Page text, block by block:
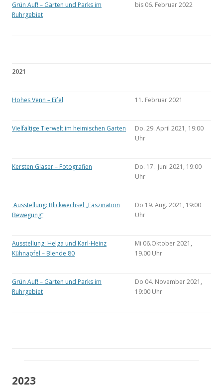
Grün Auf! – Gärten und Parks im
Ruhrgebiet
bis 06. Februar 2022
2021
Hohes Venn – Eifel 11. Februar 2021
Vielfältige Tierwelt im heimischen Garten
Do. 29. April 2021, 19:00
Uhr
Kersten Glaser – Fotografien
Do. 17. Juni 2021, 19:00
Uhr
Ausstellung: Blickwechsel „Faszination
Bewegung“
Do 19. Aug. 2021, 19:00
Uhr
Ausstellung: Helga und Karl-Heinz
Kühnapfel – Blende 80
Mi 06.Oktober 2021,
19.00 Uhr
Grün Auf! – Gärten und Parks im
Ruhrgebiet
Do 04. November 2021,
19:00 Uhr
2023